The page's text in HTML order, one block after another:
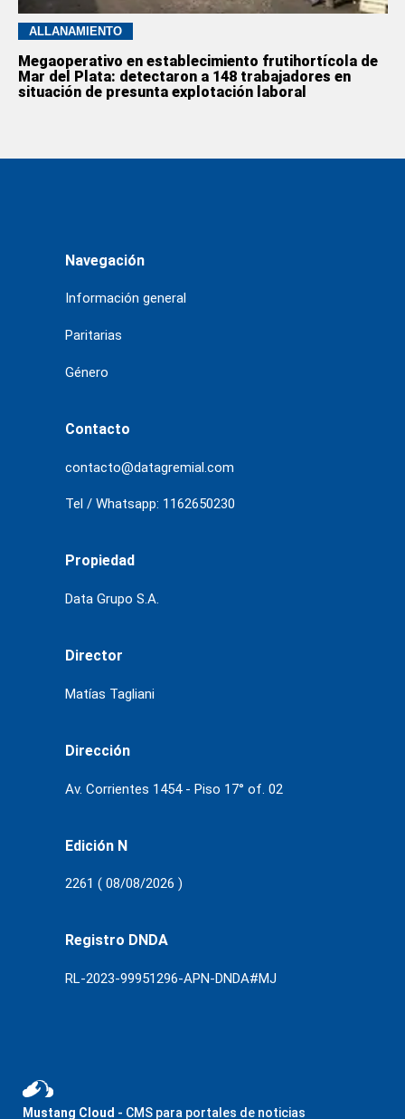
ALLANAMIENTO
Megaoperativo en establecimiento frutihortícola de
Mar del Plata: detectaron a 148 trabajadores en
situación de presunta explotación laboral
Navegación
Información general
Paritarias
Género
Contacto
contacto@datagremial.com
Tel / Whatsapp: 1162650230
Propiedad
Data Grupo S.A.
Director
Matías Tagliani
Dirección
Av. Corrientes 1454 - Piso 17° of. 02
Edición N
2261 ( 08/08/2026 )
Registro DNDA
RL-2023-99951296-APN-DNDA#MJ
Mustang Cloud - CMS para portales de noticias